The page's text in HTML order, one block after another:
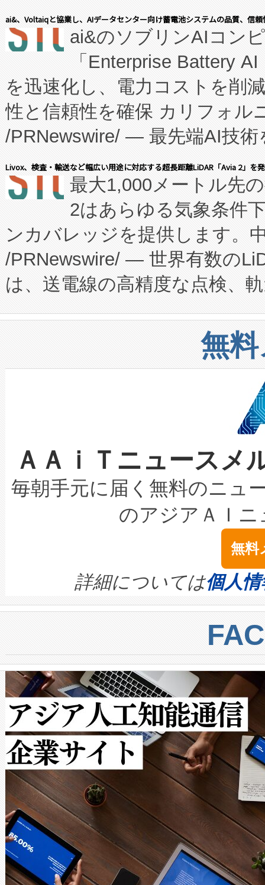
表しました。 同社の実績ある
manufacturing™ (FCCM™) プ
たNeXは、バイオ医薬品製造
従来のフェッドバッチ施設の
に、患者やサプライチェーン
キー方式で拡張性が高く、持
す。FCCM‑を活用した現地生
患者にとっての費用負担を大
のアクセスを大幅に拡大する
Fully-Connected Continuous
プログラムには、施設設計・
に関する技術移転および知的
構造化トレーニングカリキュ
上げおよび商用化段階におけ
設備整備および立ち上げ調整
加組織は、Enzeneのバイオ
選定された製品について、自
取得できる可能性もあります
設には、3億～4億ドルかか
最高経営責任者（CEO）であ
す。「当社のfully-connected
ームを利用すれば、6,000万
きます。この効率性は、フェ
ai&、Voltaiqと協業し、AIデータセンター向け蓄電池システムの品質、信
ai&のソブリンAIコン
「Enterprise Battery
を迅速化し、電力コストを削
性と信頼性を確保 カリフォル
/PRNewswire/ — 最先端AI技術
会社エーアイ・アンド：本社
President原信平）と、エンタ
ードするVoltaiqは、日本にあ
ーエネルギー貯蔵システム（
た。 Voltaiq独自のAI搭載プラ
定、統合、導入、運用に至る
安全性を追跡し、確保する事
増加しているデータセンター
る電力網に大きな負担をかけ
事業者の負担軽減という課題
系統連系を迅速にし、ピーク
限を超えて利用可能な電力容
持できるよう貢献します。こ
ービスレベル契約（SLA）違
テリー性能の劣化によるダウ
念は、現在データセンターが
ます。 Voltaiq provides a
quality and reliability for AI
BESS stack to ensure battery
centers. Voltaiqは、ai&のAI
からシステム統合、試運転、
クルの各段階のデータを監視
[…]
Livox、検査・輸送など幅広い用途に対応する超長距離LiDAR「Avia 2」を
最大1,000メートル先
2はあらゆる気象条件
ンカバレッジを提供します。
/PRNewswire/ — 世界有数の
は、送電線の高精度な点検、
や穀物倉庫におけるバルク材
リューション「Avia 2」を発
したAvia 2は、1,000メート
狭視野のFOVを切り替えるこ
ケーブル、枝などの細かな対
なレーザースポットにより、
な環境下でも豊かなディテー
キロメートル範囲を検出
LiDAR for Inspections,
は1535 nmレーザーを搭載。
イズの小径化を実現すること
す。ノーマルモードでは、
ートル先まで検出でき、これ
トに対して約600メートルに
では、反射率10％のターゲッ
で向上し、最大検知距離は
ットだけで最大1キロメート
ルの変電所周囲を監視でき、
作業と点群処理を簡素化でき
Avia 2は、2種類のFOVオプシ
× 80°のノーマルモード、長
ードを切り替えて使用するこ
ることなく、単一のデバイス
うにします。遠距離まで届く
無
ＡＡｉＴニュース
毎朝手元に届く無料のニュ
のアジアＡＩ
無料
詳細については個人